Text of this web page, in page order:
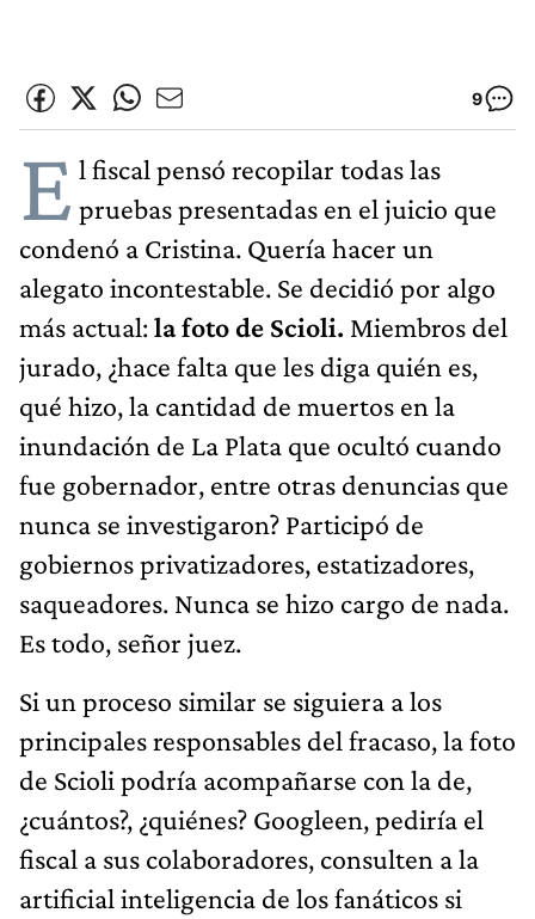
9
E l fiscal pensó recopilar todas las
pruebas presentadas en el juicio que
condenó a Cristina. Quería hacer un
alegato incontestable. Se decidió por algo
más actual:la foto de Scioli. Miembros del
jurado, ¿hace falta que les diga quién es,
qué hizo, la cantidad de muertos en la
inundación de La Plata que ocultó cuando
fue gobernador, entre otras denuncias que
nunca se investigaron? Participó de
gobiernos privatizadores, estatizadores,
saqueadores. Nunca se hizo cargo de nada.
Es todo, señor juez.
Si un proceso similar se siguiera a los
principales responsables del fracaso, la foto
de Scioli podría acompañarse con la de,
¿cuántos?, ¿quiénes? Googleen, pediría el
fiscal a sus colaboradores, consulten a la
artificial inteligencia de los fanáticos si